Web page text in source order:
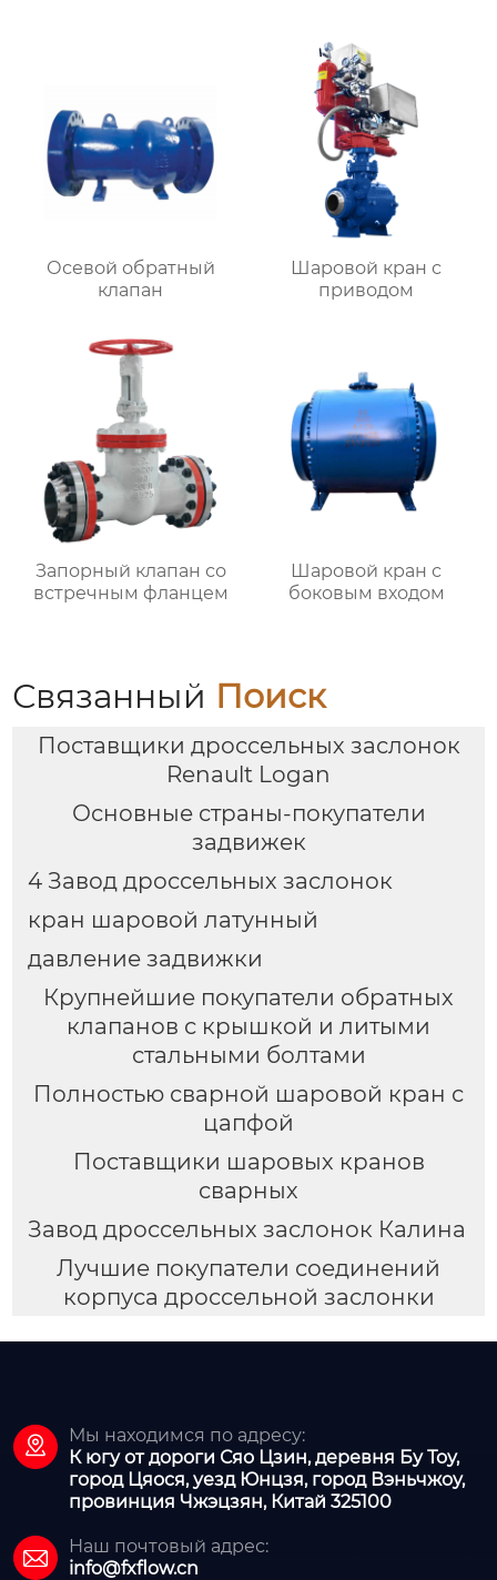
Осевой обратный
клапан
Шаровой кран с
приводом
Запорный клапан со
встречным фланцем
Шаровой кран с
боковым входом
Связанный Поиск
Поставщики дроссельных заслонок
Renault Logan
Основные страны-покупатели
задвижек
4 Завод дроссельных заслонок
кран шаровой латунный
давление задвижки
Крупнейшие покупатели обратных
клапанов с крышкой и литыми
стальными болтами
Полностью сварной шаровой кран с
цапфой
Поставщики шаровых кранов
сварных
Завод дроссельных заслонок Калина
Лучшие покупатели соединений
корпуса дроссельной заслонки

Мы находимся по адресу:
К югу от дороги Сяо Цзин, деревня Бу Тоу,
город Цяося, уезд Юнцзя, город Вэньчжоу,
провинция Чжэцзян, Китай 325100

Наш почтовый адрес:
info@fxflow.cn